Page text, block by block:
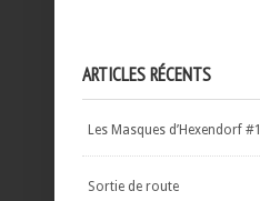
ARTICLES RÉCENTS
Les Masques d’Hexendorf #1
Sortie de route